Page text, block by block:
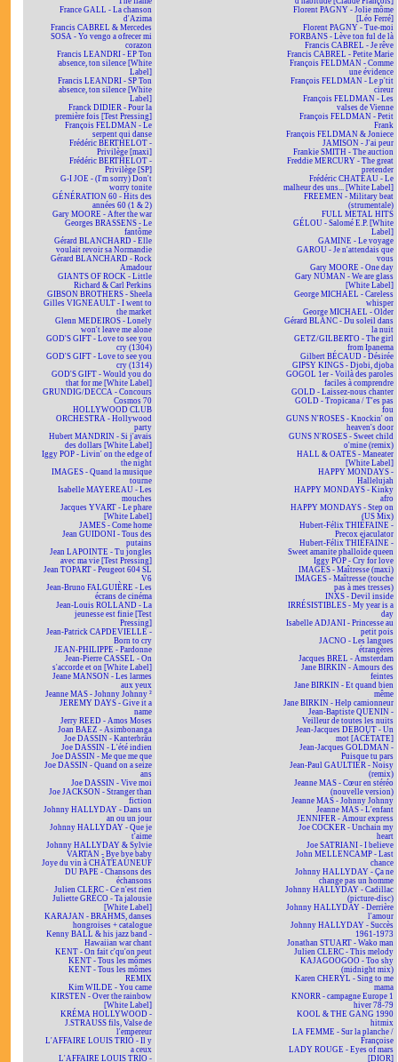
France GALL - La chanson
d'Azima
Francis CABREL & Mercedes
SOSA - Yo vengo a ofrecer mi
corazon
Francis LEANDRI - EP Ton
absence, ton silence [White
Label]
Francis LEANDRI - SP Ton
absence, ton silence [White
Label]
Franck DIDIER - Pour la
première fois [Test Pressing]
François FELDMAN - Le
serpent qui danse
Frédéric BERTHELOT -
Privilège [maxi]
Frédéric BERTHELOT -
Privilège [SP]
G-I JOE - (I'm sorry) Don't
worry tonite
GÉNÉRATION 60 - Hits des
années 60 (1 & 2)
Gary MOORE - After the war
Georges BRASSENS - Le
fantôme
Gérard BLANCHARD - Elle
voulait revoir sa Normandie
Gérard BLANCHARD - Rock
Amadour
GIANTS OF ROCK - Little
Richard & Carl Perkins
GIBSON BROTHERS - Sheela
Gilles VIGNEAULT - I went to
the market
Glenn MEDEIROS - Lonely
won't leave me alone
GOD'S GIFT - Love to see you
cry (1304)
GOD'S GIFT - Love to see you
cry (1314)
GOD'S GIFT - Would you do
that for me [White Label]
GRUNDIG/DECCA - Concours
Cosmos 70
HOLLYWOOD CLUB
ORCHESTRA - Hollywood
party
Hubert MANDRIN - Si j'avais
des dollars [White Label]
Iggy POP - Livin' on the edge of
the night
IMAGES - Quand la musique
tourne
Isabelle MAYEREAU - Les
mouches
Jacques YVART - Le phare
[White Label]
JAMES - Come home
Jean GUIDONI - Tous des
putains
Jean LAPOINTE - Tu jongles
avec ma vie [Test Pressing]
Jean TOPART - Peugeot 604 SL
V6
Jean-Bruno FALGUIÈRE - Les
écrans de cinéma
Jean-Louis ROLLAND - La
jeunesse est finie [Test
Pressing]
Jean-Patrick CAPDEVIELLE -
Born to cry
JEAN-PHILIPPE - Pardonne
Jean-Pierre CASSEL - On
s'accorde et on [White Label]
Jeane MANSON - Les larmes
aux yeux
Jeanne MAS - Johnny Johnny ²
JEREMY DAYS - Give it a
name
Jerry REED - Amos Moses
Joan BAEZ - Asimbonanga
Joe DASSIN - Kanterbräu
Joe DASSIN - L'été indien
Joe DASSIN - Me que me que
Joe DASSIN - Quand on a seize
ans
Joe DASSIN - Vive moi
Joe JACKSON - Stranger than
fiction
Johnny HALLYDAY - Dans un
an ou un jour
Johnny HALLYDAY - Que je
t'aime
Johnny HALLYDAY & Sylvie
VARTAN - Bye bye baby
Joye du vin à CHÂTEAUNEUF
DU PAPE - Chansons des
échansons
Julien CLERC - Ce n'est rien
Juliette GRÉCO - Ta jalousie
[White Label]
KARAJAN - BRAHMS, danses
hongroises + catalogue
Kenny BALL & his jazz band -
Hawaiian war chant
KENT - On fait c'qu'on peut
KENT - Tous les mômes
KENT - Tous les mômes
REMIX
Kim WILDE - You came
KIRSTEN - Over the rainbow
[White Label]
KRÉMA HOLLYWOOD -
J.STRAUSS fils, Valse de
l'empereur
L'AFFAIRE LOUIS TRIO - Il y
a ceux
L'AFFAIRE LOUIS TRIO -
Florent PAGNY - Jolie môme
[Léo Ferré]
Florent PAGNY - Tue-moi
FORBANS - Lève ton ful de là
Francis CABREL - Je rêve
Francis CABREL - Petite Marie
François FELDMAN - Comme
une évidence
François FELDMAN - Le p'tit
cireur
François FELDMAN - Les
valses de Vienne
François FELDMAN - Petit
Frank
François FELDMAN & Joniece
JAMISON - J'ai peur
Frankie SMITH - The auction
Freddie MERCURY - The great
pretender
Frédéric CHATEAU - Le
malheur des uns... [White Label]
FREEMEN - Military beat
(strumentale)
FULL METAL HITS
GÉLOU - Salomé E.P. [White
Label]
GAMINE - Le voyage
GAROU - Je n'attendais que
vous
Gary MOORE - One day
Gary NUMAN - We are glass
[White Label]
George MICHAEL - Careless
whisper
George MICHAEL - Older
Gérard BLANC - Du soleil dans
la nuit
GETZ/GILBERTO - The girl
from Ipanema
Gilbert BÉCAUD - Désirée
GIPSY KINGS - Djobi, djoba
GOGOL 1er - Voilà des paroles
faciles à comprendre
GOLD - Laissez-nous chanter
GOLD - Tropicana / T'es pas
fou
GUNS N'ROSES - Knockin' on
heaven's door
GUNS N'ROSES - Sweet child
o'mine (remix)
HALL & OATES - Maneater
[White Label]
HAPPY MONDAYS -
Hallelujah
HAPPY MONDAYS - Kinky
afro
HAPPY MONDAYS - Step on
(US Mix)
Hubert-Félix THIÉFAINE -
Precox ejaculator
Hubert-Félix THIÉFAINE -
Sweet amanite phalloïde queen
Iggy POP - Cry for love
IMAGES - Maîtresse (maxi)
IMAGES - Maîtresse (touche
pas à mes tresses)
INXS - Devil inside
IRRÉSISTIBLES - My year is a
day
Isabelle ADJANI - Princesse au
petit pois
JACNO - Les langues
étrangères
Jacques BREL - Amsterdam
Jane BIRKIN - Amours des
feintes
Jane BIRKIN - Et quand bien
même
Jane BIRKIN - Help camionneur
Jean-Baptiste QUENIN -
Veilleur de toutes les nuits
Jean-Jacques DEBOUT - Un
mot [ACÉTATE]
Jean-Jacques GOLDMAN -
Puisque tu pars
Jean-Paul GAULTIER - Noisy
(remix)
Jeanne MAS - Cœur en stéréo
(nouvelle version)
Jeanne MAS - Johnny Johnny
Jeanne MAS - L'enfant
JENNIFER - Amour express
Joe COCKER - Unchain my
heart
Joe SATRIANI - I believe
John MELLENCAMP - Last
chance
Johnny HALLYDAY - Ça ne
change pas un homme
Johnny HALLYDAY - Cadillac
(picture-disc)
Johnny HALLYDAY - Derrière
l'amour
Johnny HALLYDAY - Succès
1961-1973
Jonathan STUART - Wako man
Julien CLERC - This melody
KAJAGOOGOO - Too shy
(midnight mix)
Karen CHERYL - Sing to me
mama
KNORR - campagne Europe 1
hiver 78-79
KOOL & THE GANG 1990
hitmix
LA FEMME - Sur la planche /
Françoise
LADY ROUGE - Eyes of mars
[DIOR]